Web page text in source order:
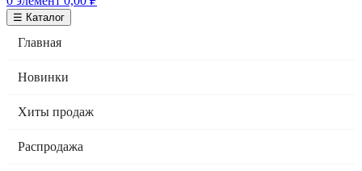
☰ Каталог
Главная
Новинки
Хиты продаж
Распродажа